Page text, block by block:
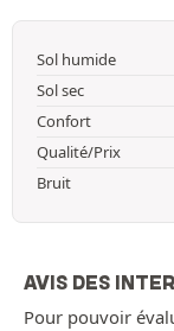
Sol humide
Sol sec
Confort
Qualité/Prix
Bruit
AVIS DES
Pour pouvoir